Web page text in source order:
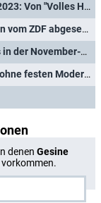
Das waren die größten TV-Flops 2023: Von "Volles Haus!" über "ZOL" und "Promi-Büßen" bis "Love Island"
"Hotel Mondial" nach zwei Staffeln vom ZDF abgesetzt
"Das Traumschiff": Darum geht es in der November-Folge
Der Deutsche Fernsehpreis 2023 ohne festen Moderator
denen Gesine